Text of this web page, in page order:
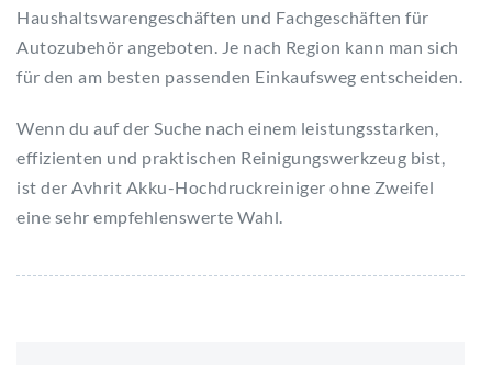
Haushaltswarengeschäften und Fachgeschäften für
Autozubehör angeboten. Je nach Region kann man sich
für den am besten passenden Einkaufsweg entscheiden.
Wenn du auf der Suche nach einem leistungsstarken,
effizienten und praktischen Reinigungswerkzeug bist,
ist der Avhrit Akku-Hochdruckreiniger ohne Zweifel
eine sehr empfehlenswerte Wahl.